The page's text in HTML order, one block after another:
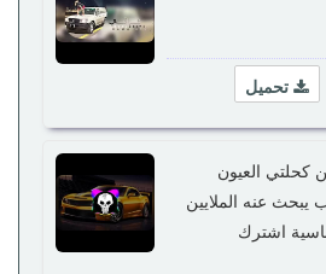
تحميل
العيون
عنه الملايين
اشترك